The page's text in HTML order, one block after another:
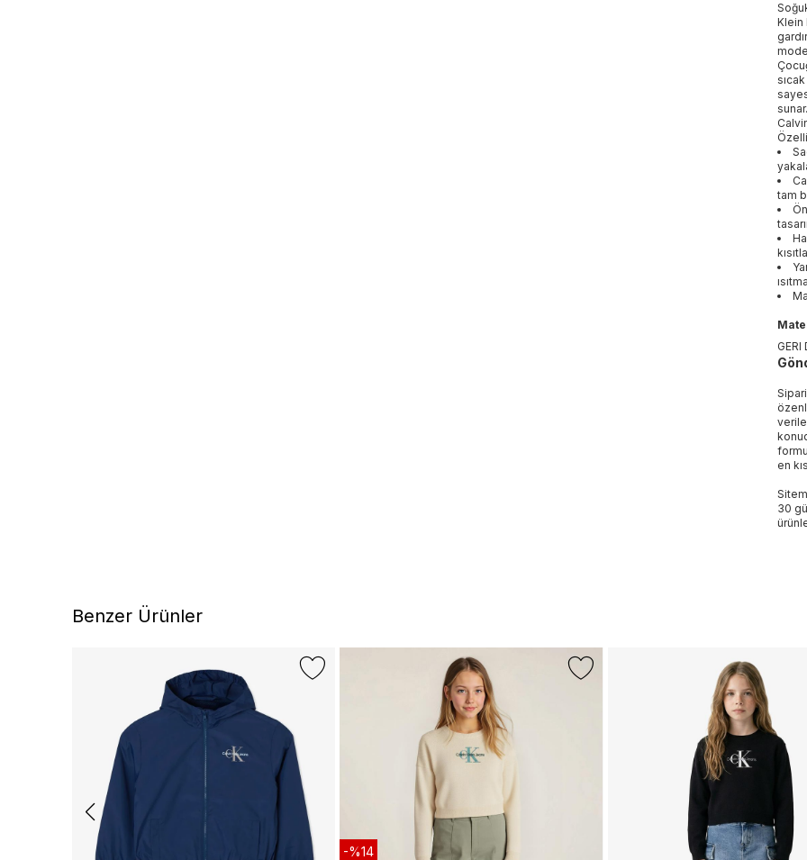
Klein
sunar.
tam
en
30
Benzer Ürünler
-%14